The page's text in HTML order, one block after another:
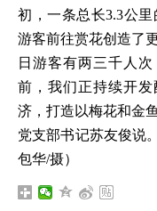
初，一条总长3.3公
游客前往赏花创造了
日游客有两三千人
前，我们正持续开
济，打造以梅花和金
党支部书记苏友俊说
包华/摄）